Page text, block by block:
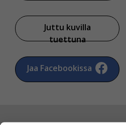
Juttu kuvilla
tuettuna
Jaa Facebookissa